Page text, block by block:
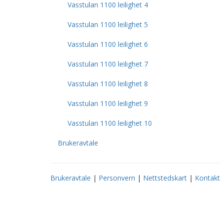
Vasstulan 1100 leilighet 4
Vasstulan 1100 leilighet 5
Vasstulan 1100 leilighet 6
Vasstulan 1100 leilighet 7
Vasstulan 1100 leilighet 8
Vasstulan 1100 leilighet 9
Vasstulan 1100 leilighet 10
Brukeravtale
Brukeravtale | Personvern | Nettstedskart |